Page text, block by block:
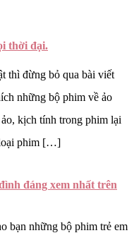
thời đại.
thì đừng bỏ qua bài viết
những bộ phim về ảo
kịch tính trong phim lại
loại phim […]
đáng xem nhất trên
bạn những bộ phim trẻ em